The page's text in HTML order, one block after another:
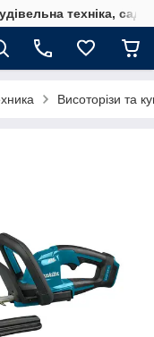
техніка,
Висоторізи та